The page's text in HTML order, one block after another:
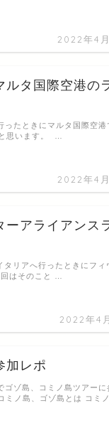
2022年4
ルタ国際空港の
2022年4
たときにマルタ国際空港
思います。 …
ーアライアンス
2022年4
リアへ行ったときにフィ
はそのこと …
加レポ
ゾ島、コミノ島ツアーに
ミノ島、ゴゾ島とは コミ